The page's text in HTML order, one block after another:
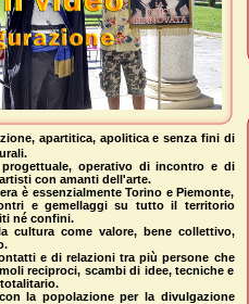
apartitica, apolitica e senza fini di
operativo di incontro e di
con amanti dell'arte.
essenzialmente Torino e Piemonte,
e gemellaggi su tutto il territorio
né confini.
come valore, bene collettivo,
e di relazioni tra più persone che
reciproci, scambi di idee, tecniche e
popolazione per la divulgazione